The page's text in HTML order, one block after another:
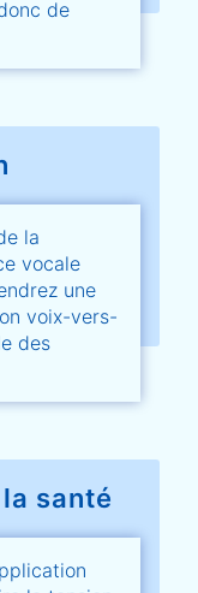
de
la
vocale
une
voix-vers-
des
santé